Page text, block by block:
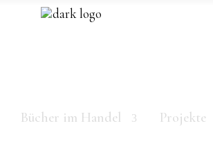
Bücher im Handel Projekte